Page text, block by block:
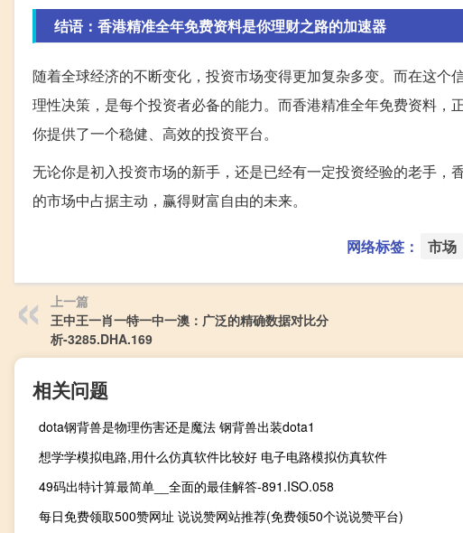
结语：香港精准全年免费资料是你理财之路的加速器
随着全球经济的不断变化，投资市场变得更加复杂多变。而在这
理性决策，是每个投资者必备的能力。而香港精准全年免费资料
你提供了一个稳健、高效的投资平台。
无论你是初入投资市场的新手，还是已经有一定投资经验的老手
的市场中占据主动，赢得财富自由的未来。
网络标签： 市场
上一篇
王中王一肖一特一中一澳：广泛的精确数据对比分
析-3285.DHA.169
相关问题
dota钢背兽是物理伤害还是魔法 钢背兽出装dota1
想学学模拟电路,用什么仿真软件比较好 电子电路模拟仿真软件
49码出特计算最简单__全面的最佳解答-891.ISO.058
每日免费领取500赞网址 说说赞网站推荐(免费领50个说说赞平台)